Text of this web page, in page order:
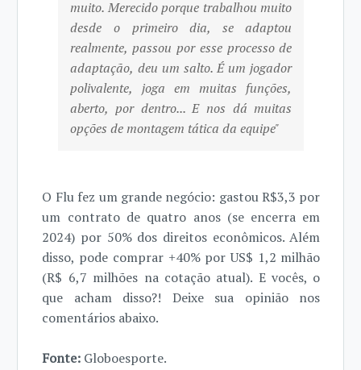
muito. Merecido porque trabalhou muito
desde o primeiro dia, se adaptou
realmente, passou por esse processo de
adaptação, deu um salto. É um jogador
polivalente, joga em muitas funções,
aberto, por dentro... E nos dá muitas
opções de montagem tática da equipe"
O Flu fez um grande negócio: gastou R$3,3 por
um contrato de quatro anos (se encerra em
2024) por 50% dos direitos econômicos. Além
disso, pode comprar +40% por US$ 1,2 milhão
(R$ 6,7 milhões na cotação atual). E vocês, o
que acham disso?! Deixe sua opinião nos
comentários abaixo.
Fonte: Globoesporte.